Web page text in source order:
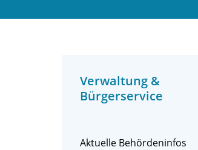
Verwaltung &
Bürgerservice
Aktuelle Behördeninfos